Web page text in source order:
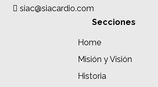
siac@siacardio.com
Secciones
Home
Misión y Visión
Historia